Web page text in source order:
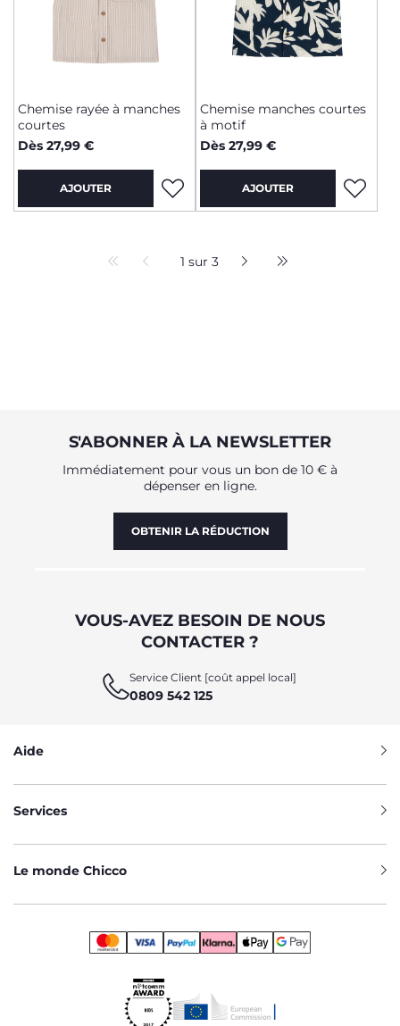
Chemise rayée à manches
courtes
Dès 27,99 €
AJOUTER
Chemise manches courtes
à motif
Dès 27,99 €
AJOUTER
1 sur 3
S'ABONNER À LA NEWSLETTER
Immédiatement pour vous un bon de 10 € à
dépenser en ligne.
OBTENIR LA RÉDUCTION
VOUS-AVEZ BESOIN DE NOUS
CONTACTER ?
Service Client [coût appel local]
0809 542 125
Aide
Services
Le monde Chicco